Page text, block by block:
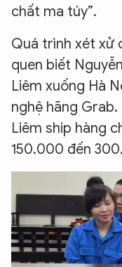
chất ma túy”.
Quá trình xét xử
quen biết
Liêm xuống Hà
nghệ hãng
Liêm ship hàng
150.000 đến